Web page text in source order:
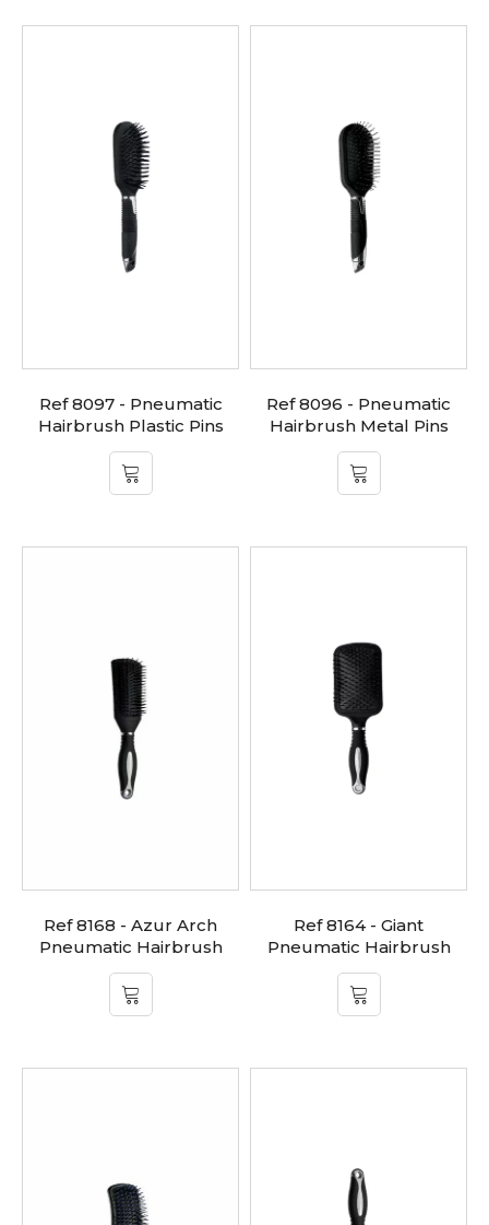
Ref 8096 - Pneumatic
Hairbrush Metal Pins
Ref 8097 - Pneumatic
Hairbrush Plastic Pins
Ref 8164 - Giant
Pneumatic Hairbrush
Ref 8168 - Azur Arch
Pneumatic Hairbrush